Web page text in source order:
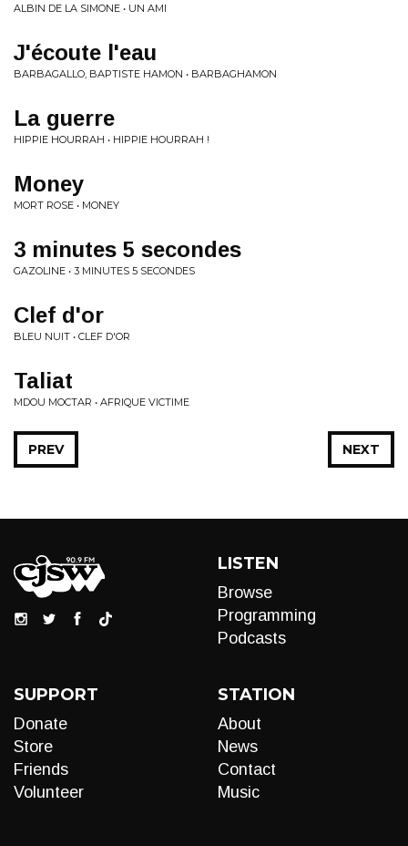
ALBIN DE LA SIMONE • UN AMI
J'écoute l'eau
BARBAGALLO, BAPTISTE HAMON • BARBAGHAMON
La guerre
HIPPIE HOURRAH • HIPPIE HOURRAH !
Money
MORT ROSE • MONEY
3 minutes 5 secondes
GAZOLINE • 3 MINUTES 5 SECONDES
Clef d'or
BLEU NUIT • CLEF D'OR
Taliat
MDOU MOCTAR • AFRIQUE VICTIME
NEXT
PREV
LISTEN
Browse
Programming
Podcasts
SUPPORT
Donate
Store
Friends
Volunteer
STATION
About
News
Contact
Music